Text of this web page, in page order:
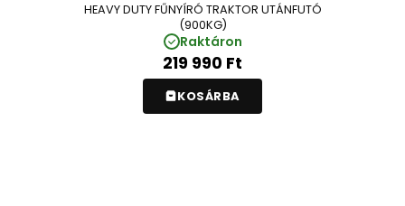
HEAVY DUTY FŰNYÍRÓ TRAKTOR UTÁNFUTÓ
(900KG)
Raktáron
219 990 Ft
KOSÁRBA